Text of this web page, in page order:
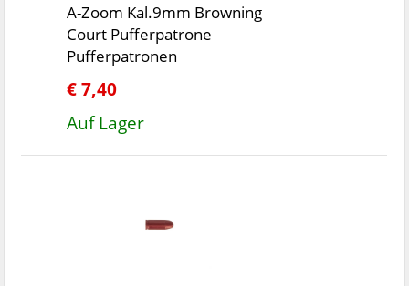
A-Zoom Kal.9mm Browning
Court Pufferpatrone
Pufferpatronen
€ 7,40
Auf Lager